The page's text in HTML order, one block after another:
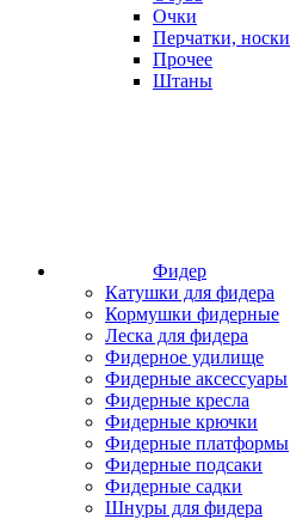
Очки
Перчатки, носки
Прочее
Штаны
Фидер
Катушки для фидера
Кормушки фидерные
Леска для фидера
Фидерное удилище
Фидерные аксессуары
Фидерные кресла
Фидерные крючки
Фидерные платформы
Фидерные подсаки
Фидерные садки
Шнуры для фидера